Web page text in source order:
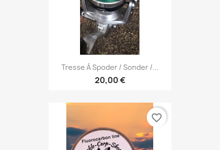
Tresse À Spoder / Sonder /...
20,00 €
favorite_border